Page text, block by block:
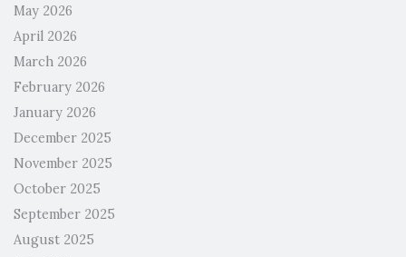
May 2026
April 2026
March 2026
February 2026
January 2026
December 2025
November 2025
October 2025
September 2025
August 2025